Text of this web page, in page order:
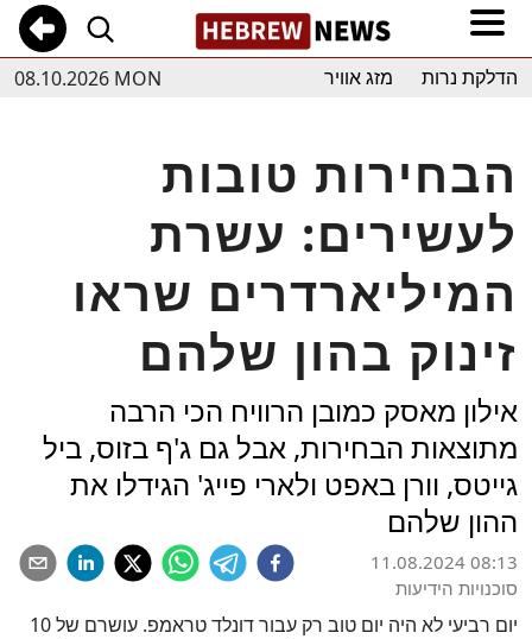
08.10.2026 MON הדלקת נרות מזג אוויר
הבחירות טובות
לעשירים: עשרת
המיליארדרים שראו
זינוק בהון שלהם
אילון מאסק כמובן הרוויח הכי הרבה
מתוצאות הבחירות, אבל גם ג'ף בזוס, ביל
גייטס, וורן באפט ולארי פייג' הגידלו את
ההון שלהם
11.08.2024 08:13
סוכנויות הידיעות
יום רביעי לא היה יום טוב רק עבור דונלד טראמפ. עושרם של 10